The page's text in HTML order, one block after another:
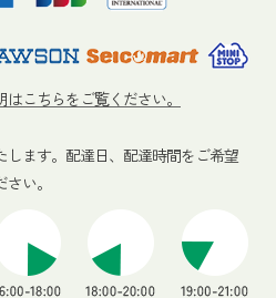
こちらをご覧ください。
ます。 配達日、配達時間をご希望
い。